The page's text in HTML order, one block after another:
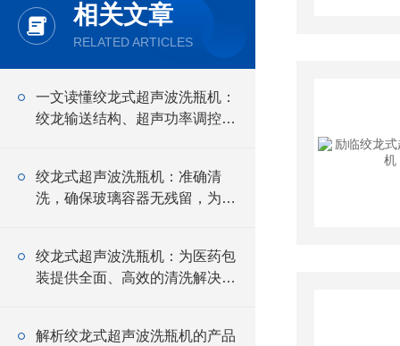
相关文章
RELATED ARTICLES
一文读懂绞龙式超声波洗瓶机：
绞龙输送结构、超声功率调控、
绞龙式超声波洗瓶机：准确清
洗，确保玻璃容器无残留，为产
绞龙式超声波洗瓶机：为医药包
装提供全面、高效的清洗解决方
解析绞龙式超声波洗瓶机的产品